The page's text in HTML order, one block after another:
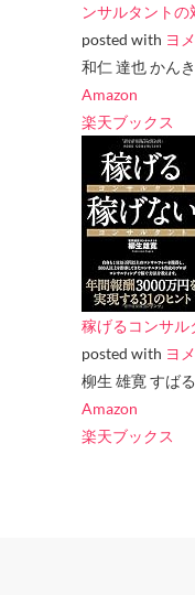
ンサルタントの
posted with ヨ
和仁 達也 かん
Amazon
楽天ブックス
稼げるコンサル
posted with ヨ
柳生 雄寛 すば
Amazon
楽天ブックス